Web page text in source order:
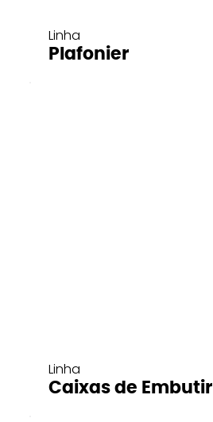
Linha
Plafonier
Linha
Caixas de Embutir